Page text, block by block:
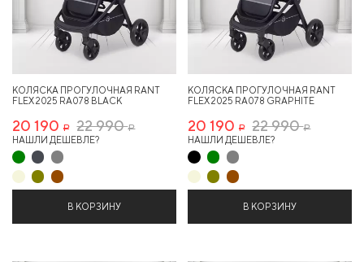
КОЛЯСКА ПРОГУЛОЧНАЯ RANT
FLEX 2025 RA078 BLACK
20 190 Р 22 990Р
НАШЛИ ДЕШЕВЛЕ?
В КОРЗИНУ
КОЛЯСКА ПРОГУЛОЧНАЯ RANT
FLEX 2025 RA078 GRAPHITE
20 190 Р 22 990Р
НАШЛИ ДЕШЕВЛЕ?
В КОРЗИНУ